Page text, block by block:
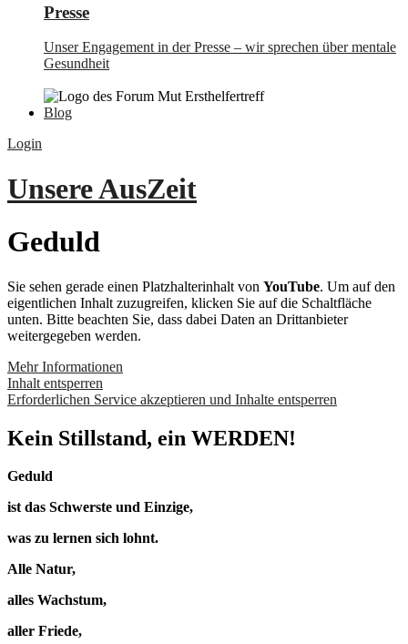
Presse
Unser Engagement in der Presse – wir sprechen über mentale
Gesundheit
Blog
Login
Unsere AusZeit
Geduld
Sie sehen gerade einen Platzhalterinhalt von YouTube. Um auf den
eigentlichen Inhalt zuzugreifen, klicken Sie auf die Schaltfläche
unten. Bitte beachten Sie, dass dabei Daten an Drittanbieter
weitergegeben werden.
Mehr Informationen
Inhalt entsperren
Erforderlichen Service akzeptieren und Inhalte entsperren
Kein Stillstand, ein WERDEN!
Geduld
ist das Schwerste und Einzige,
was zu lernen sich lohnt.
Alle Natur,
alles Wachstum,
aller Friede,